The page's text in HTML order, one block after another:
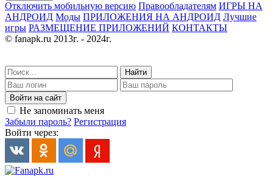
Отключить мобильную версию Правообладателям ИГРЫ НА
АНДРОИД Моды ПРИЛОЖЕНИЯ НА АНДРОИД Лучшие
игры РАЗМЕЩЕНИЕ ПРИЛОЖЕНИЙ КОНТАКТЫ
© fanapk.ru 2013г. - 2024г.
Найти
Войти на сайт
Не запоминать меня
Забыли пароль? Регистрация
Войти через: